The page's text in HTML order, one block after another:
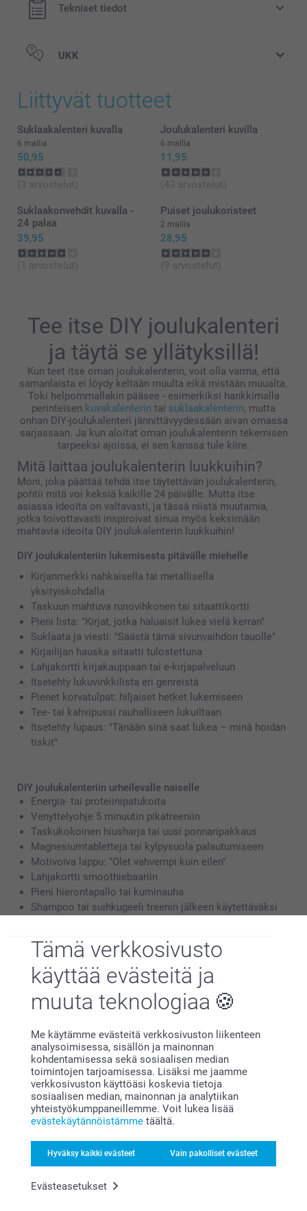
Tämä verkkosivusto
käyttää evästeitä ja
muuta teknologiaa
Me käytämme evästeitä verkkosivuston liikenteen
analysoimisessa, sisällön ja mainonnan
kohdentamisessa sekä sosiaalisen median
toimintojen tarjoamisessa. Lisäksi me jaamme
verkkosivuston käyttöäsi koskevia tietoja
sosiaalisen median, mainonnan ja analytiikan
yhteistyökumppaneillemme. Voit lukea lisää
evästekäytännöistämme täältä.
Hyväksy kaikki evästeet Vain pakolliset evästeet
Evästeasetukset
Tekniset tiedot
UKK
Liittyvät tuotteet
Suklaakalenteri kuvalla
6 mallia
50,95
(3 arvostelut)
Joulukalenteri kuvilla
6 mallia
11,95
(43 arvostelut)
Suklaakonvehdit kuvalla -
24 palaa
39,95
(1 arvostelut)
Puiset joulukoristeet
2 mallia
28,95
(9 arvostelut)
Tee itse DIY joulukalenteri
ja täytä se yllätyksillä!
Kun teet itse oman joulukalenterin, voit olla varma, että
samanlaista ei löydy keltään muulta eikä mistään muualta.
Toki helpommallakin pääsee - esimerkiksi hankkimalla
perinteisen kuvakalenterin tai suklaakalenterin, mutta
onhan DIY-joulukalenteri jännittävyydessään aivan omassa
sarjassaan. Ja kun aloitat oman joulukalenterin tekemisen
tarpeeksi ajoissa, ei sen kanssa tule kiire.
Mitä laittaa joulukalenterin luukkuihin?
Moni, joka päättää tehdä itse täytettävän joulukalenterin,
pohtii mitä voi keksiä kaikille 24 päivälle. Mutta itse
asiassa ideoita on valtavasti, ja tässä niistä muutamia,
jotka toivottavasti inspiroivat sinua myös keksimään
mahtavia ideoita DIY joulukalenterin luukkuihin!
DIY joulukalenteriin lukemisesta pitävälle miehelle
Kirjanmerkki nahkaisella tai metallisella
yksityiskohdalla
Taskuun mahtuva runovihkonen tai sitaattikortti
Pieni lista: "Kirjat, jotka haluaisit lukea vielä kerran"
Suklaata ja viesti: "Säästä tämä sivunvaihdon tauolle"
Kirjailijan hauska sitaatti tulostettuna
Lahjakortti kirjakauppaan tai e-kirjapalveluun
Itsetehty lukuvinkkilista eri genreistä
Pienet korvatulpat: hiljaiset hetket lukemiseen
Tee- tai kahvipussi rauhalliseen lukuiltaan
Itsetehty lupaus: "Tänään sinä saat lukea – minä hoidan
tiskit"
DIY joulukalenteriin urheilevalle naiselle
Energia- tai proteiinipatukoita
Venyttelyohje 5 minuutin pikatreeniin
Taskukokoinen hiusharja tai uusi ponnaripakkaus
Magnesiumtabletteja tai kylpysuola palautumiseen
Motivoiva lappu: "Olet vahvempi kuin eilen"
Lahjakortti smoothiebaariin
Pieni hierontapallo tai kuminauha
Shampoo tai suihkugeeli treenin jälkeen käytettäväksi
Itse täytettävään kalenteriin rakkaalle
puolisolle
Lyhyt rakkauskirje tai muistelu ensitapaamisesta
Lahjakortti: kotitekoinen illallinen kynttilänvalossa
"Saat valita elokuvan tänä iltana" -kuponki
Suklaata ja lappu: "Tämä on vain välipala – illalla saat
suukon"
Yhteiskuviateistä kahdesta
Kortti: "12 syytä miksi rakastan sinua"
Tee oma soittolista ja anna linkki QR-koodilla
Lämmittäväjalkakylpypussi
ja viesti: "Tänään minä
hemmottelen sinua"
Lupaus: "Yksi stressitön aamu – minä hoidan kaiken"